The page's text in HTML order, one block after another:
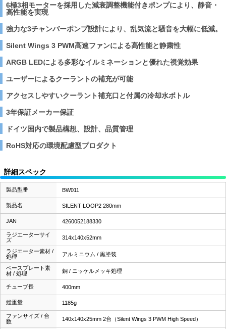
6極3相モーターを採用した減衰調整機能付きポンプにより、静音・
高性能を実現
強力な3チャンバーポンプ設計により、乱気流と騒音を大幅に低減。
Silent Wings 3 PWM高速ファンによる高性能と静粛性
ARGB LEDによる多彩なイルミネーションと優れた視覚効果
ユーザーによるクーラントの補充が可能
アクセスしやすいクーラント補充口と付属の冷却水ボトル
3年保証メーカー保証
ドイツ国内で製品構想、設計、品質管理
RoHS対応の環境配慮型プロダクト
詳細スペック
製品型番 BW011
製品名 SILENT LOOP2 280mm
JAN 4260052188330
ラジエーターサイ
ズ
314x140x52mm
ラジエーター素材 /
処理
アルミニウム / 黒塗装
ベースプレート素
材 / 処理
銅 / ニッケルメッキ処理
チューブ長 400mm
総重量 1185g
ファンサイズ / 台
数
140x140x25mm 2台（Silent Wings 3 PWM High Speed）